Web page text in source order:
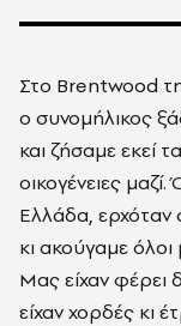
Στο Brentwood
ο συνομήλικος
και ζήσαμε εκεί
οικογένειες
Ελλάδα, ερχόταν
κι ακούγαμε όλοι
Μας είχαν φέρει
είχαν χορδές κι